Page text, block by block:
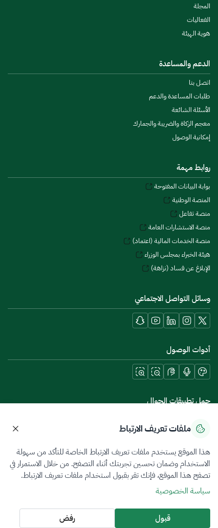
المجلة
الفعاليات
هوية الهيئة
الدعم والمساعدة
اتصل بنا
طلبات المساعدة والدعم
الأسئلة الشائعة
معجم الزكاة والضريبة والجمارك
إمكانية الوصول
روابط مهمة
بوابة البيانات المفتوحة
المنصة الوطنية
منصة تفاعل
منصة الاستشارات العامة
منصة الخدمات المالية (اعتماد)
هيئة الخبراء بمجلس الوزراء
الإبلاغ عن فساد (نزاهة)
وسائل التواصل الاجتماعي
أدوات الوصول
حمل تطبيقات الجوال
سياسة الخصوصيةشروط الاستخدامخريطة الموقع
جميع الحقوق محفوظة 2026 © ZATCA.GOV.SA
تم تطويره وصيانته بواسطة هيئة الزكاة والضريبة والجمارك
آخر تحديث للموقع في
ملفات تعريف الارتباط
هذا الموقع يستخدم ملفات تعريف الارتباط الخاصة للتأكد من سهولة
الاستخدام وضمان تحسين تجربتك أثناء التصفح. من خلال الاستمرار في
تصفح هذا الموقع، فإنك تقر بقبول استخدام ملفات تعريف الارتباط.
سياسة الخصوصية
قبول رفض